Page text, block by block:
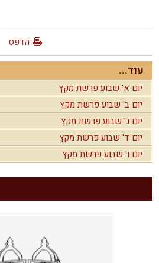
הדפס
עוד...
יום א' שבוע פרשת מקץ
יום ב' שבוע פרשת מקץ
יום ג' שבוע פרשת מקץ
יום ד' שבוע פרשת מקץ
יום ו' שבוע פרשת מקץ